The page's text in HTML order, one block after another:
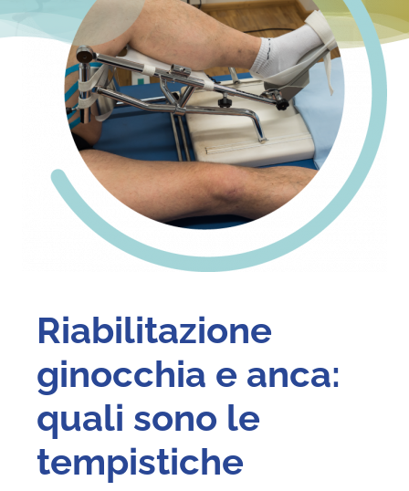
Blog
Contatti
Riabilitazione
ginocchia e anca:
quali sono le
tempistiche